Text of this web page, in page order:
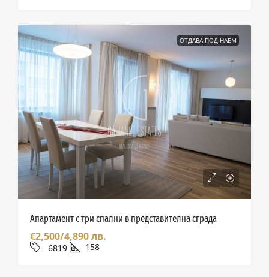
ОТДАВА ПОД НАЕМ
Апартамент с три спални в представителна сграда
€2,500/4,890 лв.
6819 158